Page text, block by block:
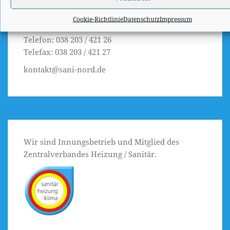
Cookie-RichtlinieDatenschutzImpressum
Reuterstraße 3
18211 Bargeshagen
Telefon: 038 203 / 421 26
Telefax: 038 203 / 421 27
kontakt@sani-nord.de
Wir sind Innungsbetrieb und Mitglied des
Zentralverbandes Heizung / Sanitär.